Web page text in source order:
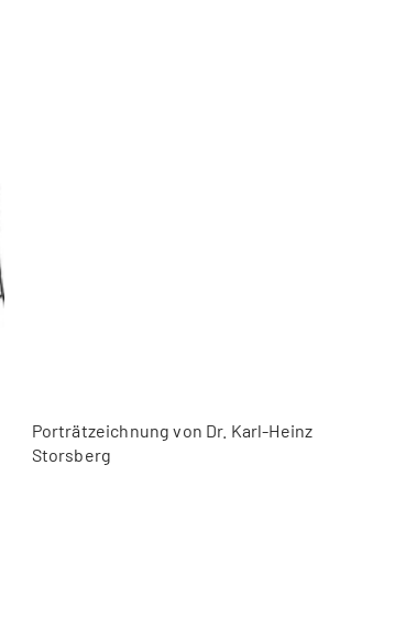
Porträtzeichnung von Dr. Karl-Heinz
Storsberg